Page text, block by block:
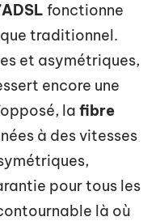
ADSL fonctionne
traditionnel.
et asymétriques,
encore une
la fibre
à des vitesses
pour tous les
là où